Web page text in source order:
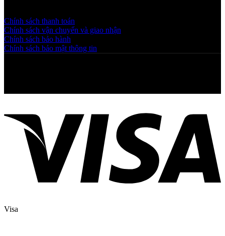
Chính sách thanh toán
Chính sách vận chuyển và giao nhận
Chính sách bảo hành
Chính sách bảo mật thông tin
Visa